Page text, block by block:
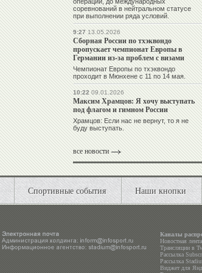
операции, до международных
соревнований в нейтральном статусе
при выполнении ряда условий.
9:2713.05.2026
Сборная России по тхэквондо
пропускает чемпионат Европы в
Германии из-за проблем с визами
Чемпионат Европы по тхэквондо
проходит в Мюнхене с 11 по 14 мая.
10:2209.01.2026
Максим Храмцов: Я хочу выступать
под флагом и гимном России
Храмцов: Если нас не вернут, то я не
буду выступать.
все новости
Спортивные события Наши кнопки
Каналы
Новостная
Трансляции в
Рассылка
Рассылка
Виджет для